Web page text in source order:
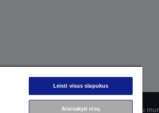
EU Data Act Compliance Susisiekite su
Leisti visus slapukus
Atsisakyti visų